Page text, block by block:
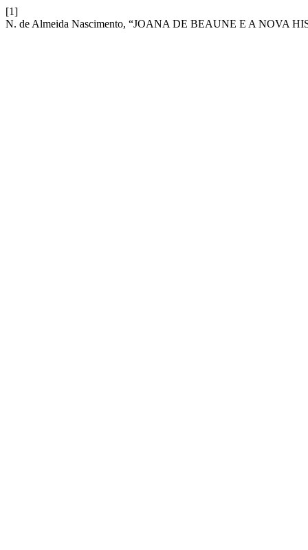
[1]
N. de Almeida Nascimento, “JOANA DE BEAUNE E A NOVA